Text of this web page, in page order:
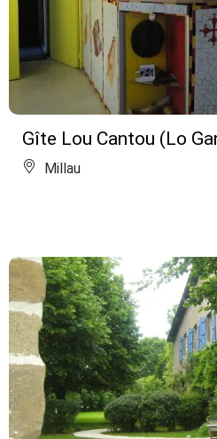
Gîte Lou Cantou (Lo
Millau